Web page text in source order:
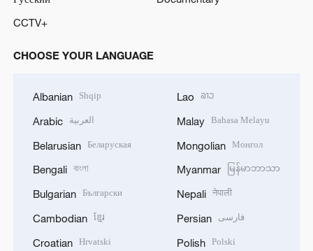
CCTV+
CHOOSE YOUR LANGUAGE
Albanian Shqip
Arabic العربية
Belarusian Беларуская
Bengali বাংলা
Bulgarian Български
Cambodian ខ្មែរ
Croatian Hrvatski
Lao ລາວ
Malay Bahasa Melayu
Mongolian Монгол
Myanmar မြန်မာဘာသာ
Nepali नेपाली
Persian فارسی
Polish Polski